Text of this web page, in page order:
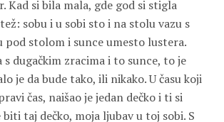
Kad si bila mala, gde god si stigla
sobu i u sobi sto i na stolu vazu s
pod stolom i sunce umesto lustera.
s dugačkim zracima i to sunce, to je
je da bude tako, ili nikako. U času koji
čas, naišao je jedan dečko i ti si
biti taj dečko, moja ljubav u toj sobi. S